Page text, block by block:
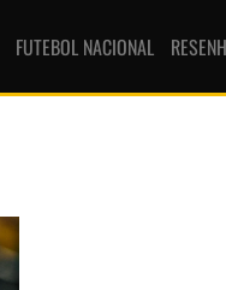
FUTEBOL NACIONAL